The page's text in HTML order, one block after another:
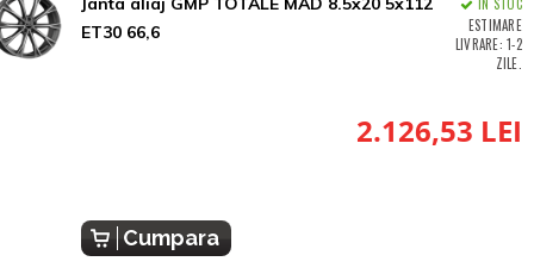
ET30 66,6
IN STOC
ESTIMARE
LIVRARE: 1-2
ZILE.
2.126,53 LEI
Cumpara